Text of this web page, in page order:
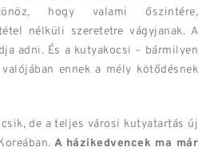
hogy valami őszintére,
nélküli szeretetre vágyjanak. A
adni. És a kutyakocsi – bármilyen
ennek a mély kötődésnek
de a teljes városi kutyatartás új
A házikedvencek ma már